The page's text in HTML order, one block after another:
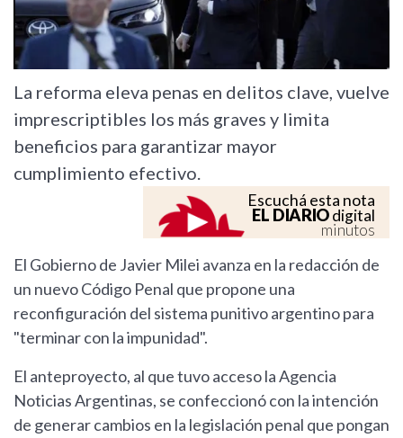
La reforma eleva penas en delitos clave, vuelve
imprescriptibles los más graves y limita
beneficios para garantizar mayor
cumplimiento efectivo.
Escuchá esta nota
EL DIARIOdigital
minutos
El Gobierno de Javier Milei avanza en la redacción de
un nuevo Código Penal que propone una
reconfiguración del sistema punitivo argentino para
"terminar con la impunidad".
El anteproyecto, al que tuvo acceso la Agencia
Noticias Argentinas, se confeccionó con la intención
de generar cambios en la legislación penal que pongan